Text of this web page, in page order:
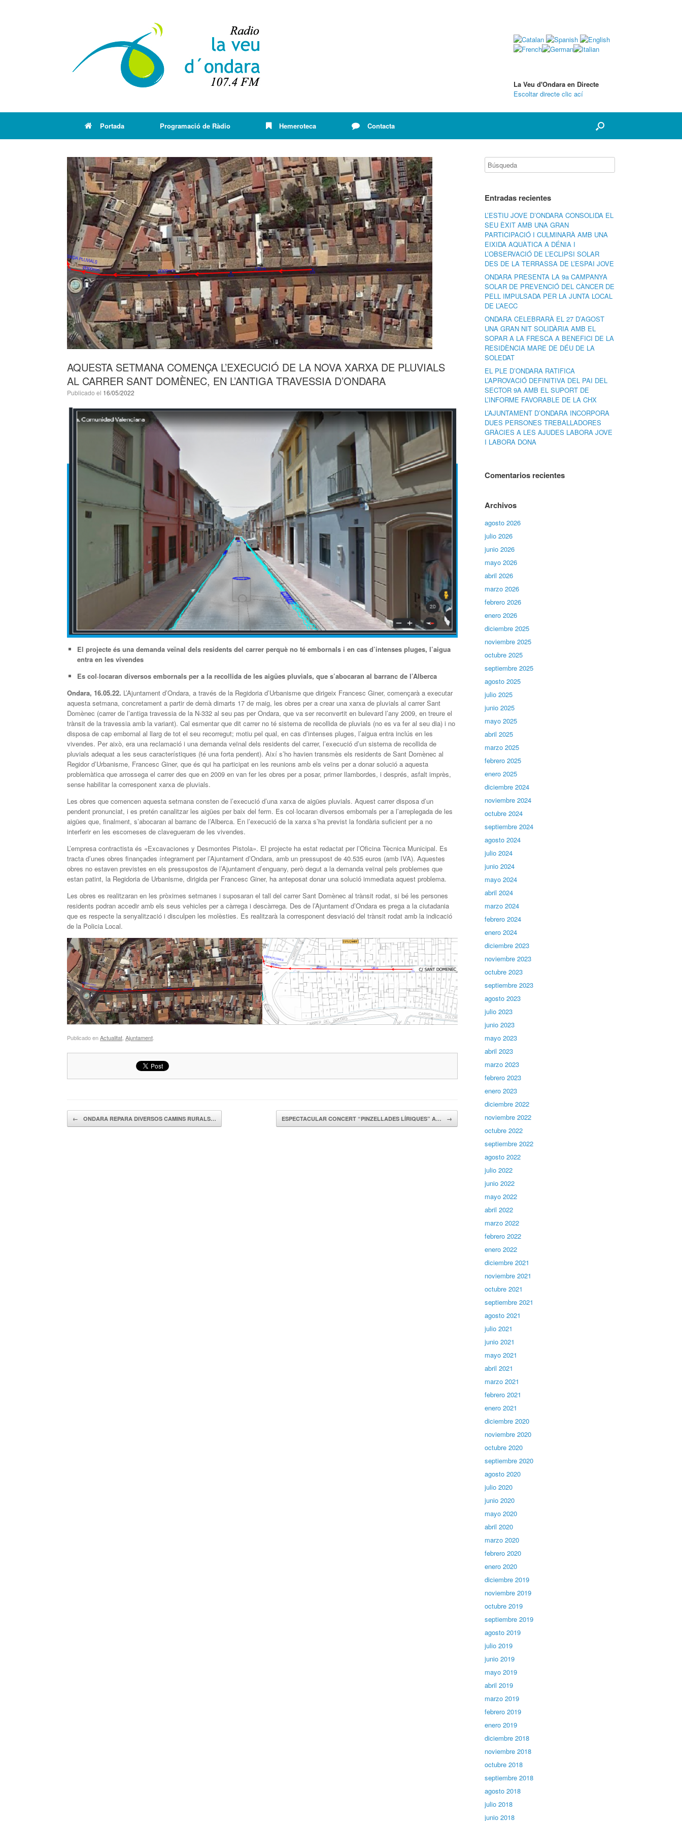
La Veu d'Ondara en Directe
Escoltar directe clic ací
Portada Programació de Ràdio Hemeroteca Contacta
AQUESTA SETMANA COMENÇA L’EXECUCIÓ DE LA NOVA XARXA DE PLUVIALS
AL CARRER SANT DOMÈNEC, EN L’ANTIGA TRAVESSIA D’ONDARA
Publicado el 16/05/2022
El projecte és una demanda veïnal dels residents del carrer perquè no té embornals i en cas d’intenses pluges, l’aigua
entra en les vivendes
Es col·locaran diversos embornals per a la recollida de les aigües pluvials, que s’abocaran al barranc de l’Alberca
Ondara, 16.05.22. L’Ajuntament d’Ondara, a través de la Regidoria d’Urbanisme que dirigeix Francesc Giner, començarà a executar
aquesta setmana, concretament a partir de demà dimarts 17 de maig, les obres per a crear una xarxa de pluvials al carrer Sant
Domènec (carrer de l’antiga travessia de la N-332 al seu pas per Ondara, que va ser reconvertit en bulevard l’any 2009, en treure el
trànsit de la travessia amb la variant). Cal esmentar que dit carrer no té sistema de recollida de pluvials (no es va fer al seu dia) i no
disposa de cap embornal al llarg de tot el seu recorregut; motiu pel qual, en cas d’intenses pluges, l’aigua entra inclús en les
vivendes. Per això, era una reclamació i una demanda veïnal dels residents del carrer, l’execució d’un sistema de recollida de
pluvials adequat a les seus característiques (té una forta pendent). Així s’ho havien transmès els residents de Sant Domènec al
Regidor d’Urbanisme, Francesc Giner, que és qui ha participat en les reunions amb els veïns per a donar solució a aquesta
problemàtica que arrossega el carrer des que en 2009 en van fer les obres per a posar, primer llambordes, i després, asfalt imprès,
sense habilitar la corresponent xarxa de pluvials.
Les obres que comencen aquesta setmana consten de l’execució d’una xarxa de aigües pluvials. Aquest carrer disposa d’un
pendent pronunciat, i es pretén canalitzar les aigües per baix del ferm. Es col·locaran diversos embornals per a l’arreplegada de les
aigües que, finalment, s’abocaran al barranc de l’Alberca. En l’execució de la xarxa s’ha previst la fondària suficient per a no
interferir en les escomeses de clavegueram de les vivendes.
L’empresa contractista és «Excavaciones y Desmontes Pistola». El projecte ha estat redactat per l’Oficina Tècnica Municipal. Es
tracta d’unes obres finançades íntegrament per l’Ajuntament d’Ondara, amb un pressupost de 40.535 euros (amb IVA). Aquestes
obres no estaven previstes en els pressupostos de l’Ajuntament d’enguany, però degut a la demanda veïnal pels problemes que
estan patint, la Regidoria de Urbanisme, dirigida per Francesc Giner, ha anteposat donar una solució immediata aquest problema.
Les obres es realitzaran en les pròximes setmanes i suposaran el tall del carrer Sant Domènec al trànsit rodat, si bé les persones
residents podran accedir amb els seus vehicles per a càrrega i descàrrega. Des de l’Ajuntament d’Ondara es prega a la ciutadania
que es respecte la senyalització i disculpen les molèsties. Es realitzarà la corresponent desviació del trànsit rodat amb la indicació
de la Policia Local.
Publicado enActualitat, Ajuntament.
Navegador de artículos
← ONDARA REPARA DIVERSOS CAMINS RURALS… ESPECTACULAR CONCERT “PINZELLADES LÍRIQUES” A… →
Entradas recientes
L’ESTIU JOVE D’ONDARA CONSOLIDA EL
SEU ÈXIT AMB UNA GRAN
PARTICIPACIÓ I CULMINARÀ AMB UNA
EIXIDA AQUÀTICA A DÉNIA I
L’OBSERVACIÓ DE L’ECLIPSI SOLAR
DES DE LA TERRASSA DE L’ESPAI JOVE
ONDARA PRESENTA LA 9a CAMPANYA
SOLAR DE PREVENCIÓ DEL CÀNCER DE
PELL IMPULSADA PER LA JUNTA LOCAL
DE L’AECC
ONDARA CELEBRARÀ EL 27 D’AGOST
UNA GRAN NIT SOLIDÀRIA AMB EL
SOPAR A LA FRESCA A BENEFICI DE LA
RESIDÈNCIA MARE DE DÉU DE LA
SOLEDAT
EL PLE D’ONDARA RATIFICA
L’APROVACIÓ DEFINITIVA DEL PAI DEL
SECTOR 9A AMB EL SUPORT DE
L’INFORME FAVORABLE DE LA CHX
L’AJUNTAMENT D’ONDARA INCORPORA
DUES PERSONES TREBALLADORES
GRÀCIES A LES AJUDES LABORA JOVE
I LABORA DONA
Comentarios recientes
Archivos
agosto 2026
julio 2026
junio 2026
mayo 2026
abril 2026
marzo 2026
febrero 2026
enero 2026
diciembre 2025
noviembre 2025
octubre 2025
septiembre 2025
agosto 2025
julio 2025
junio 2025
mayo 2025
abril 2025
marzo 2025
febrero 2025
enero 2025
diciembre 2024
noviembre 2024
octubre 2024
septiembre 2024
agosto 2024
julio 2024
junio 2024
mayo 2024
abril 2024
marzo 2024
febrero 2024
enero 2024
diciembre 2023
noviembre 2023
octubre 2023
septiembre 2023
agosto 2023
julio 2023
junio 2023
mayo 2023
abril 2023
marzo 2023
febrero 2023
enero 2023
diciembre 2022
noviembre 2022
octubre 2022
septiembre 2022
agosto 2022
julio 2022
junio 2022
mayo 2022
abril 2022
marzo 2022
febrero 2022
enero 2022
diciembre 2021
noviembre 2021
octubre 2021
septiembre 2021
agosto 2021
julio 2021
junio 2021
mayo 2021
abril 2021
marzo 2021
febrero 2021
enero 2021
diciembre 2020
noviembre 2020
octubre 2020
septiembre 2020
agosto 2020
julio 2020
junio 2020
mayo 2020
abril 2020
marzo 2020
febrero 2020
enero 2020
diciembre 2019
noviembre 2019
octubre 2019
septiembre 2019
agosto 2019
julio 2019
junio 2019
mayo 2019
abril 2019
marzo 2019
febrero 2019
enero 2019
diciembre 2018
noviembre 2018
octubre 2018
septiembre 2018
agosto 2018
julio 2018
junio 2018